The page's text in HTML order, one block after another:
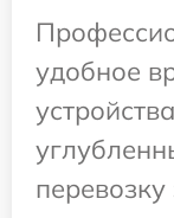
удобное